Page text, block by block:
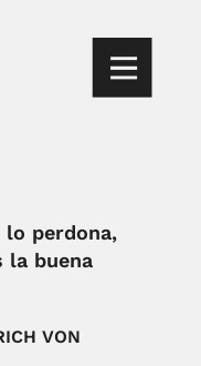
perdona,
la buena
VON